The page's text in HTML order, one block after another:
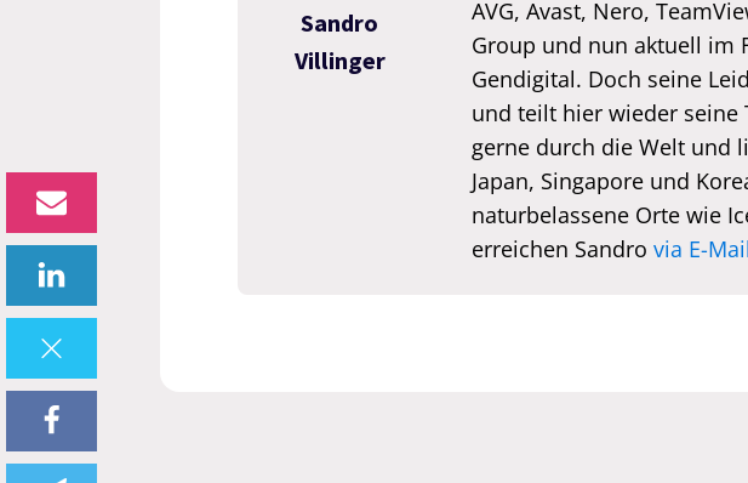
Sandro
Villinger
AVG, Avast, Nero,
Group und nun aktuell im
Gendigital. Doch seine
und teilt hier wieder seine
gerne durch die Welt und
Japan, Singapore und
naturbelassene Orte wie
erreichen Sandro via E-Mail